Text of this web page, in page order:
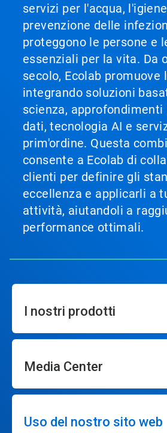
servizi per l'acqua,
prevenzione delle
proteggono le persone e
essenziali per la vita. Da
secolo, Ecolab promuove
integrando soluzioni
scienza, approfondimenti
dati, tecnologia AI e
prim'ordine. Questa
consente a Ecolab di
clienti per definire gli
eccellenza e applicarli a
attività, aiutandoli a
performance ottimali.
I nostri prodotti
Media Center
Uso del nostro sito web